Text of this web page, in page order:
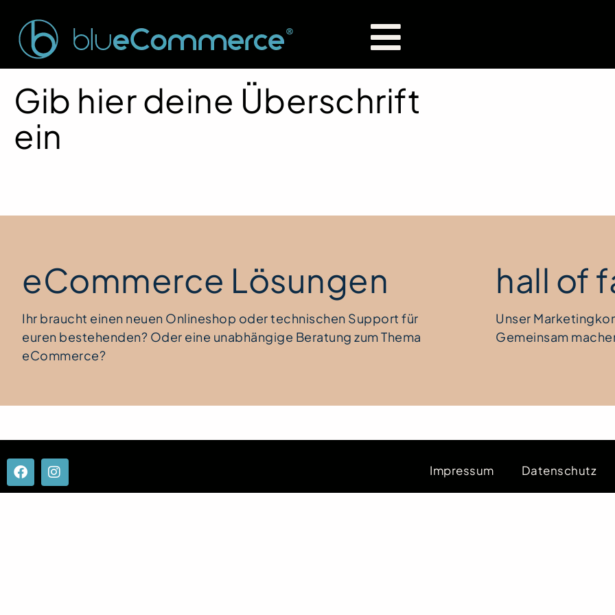
Gib hier deine Überschrift
ein
eCommerce Lösungen
Ihr braucht einen neuen Onlineshop oder technischen Support für
euren bestehenden? Oder eine unabhängige Beratung zum Thema
eCommerce?
hall of
Unser
Gemeinsam
Impressum Datenschutz